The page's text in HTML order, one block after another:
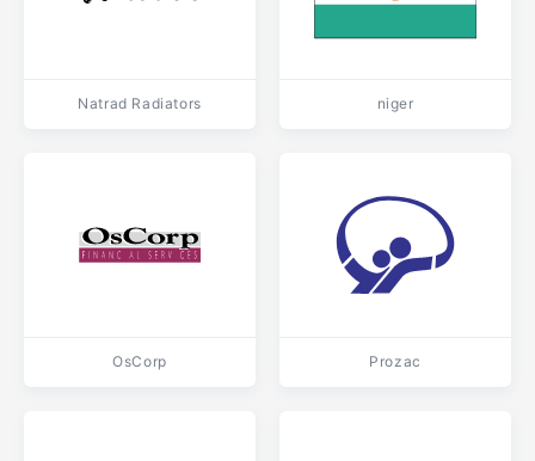
Natrad Radiators niger
OsCorp Prozac